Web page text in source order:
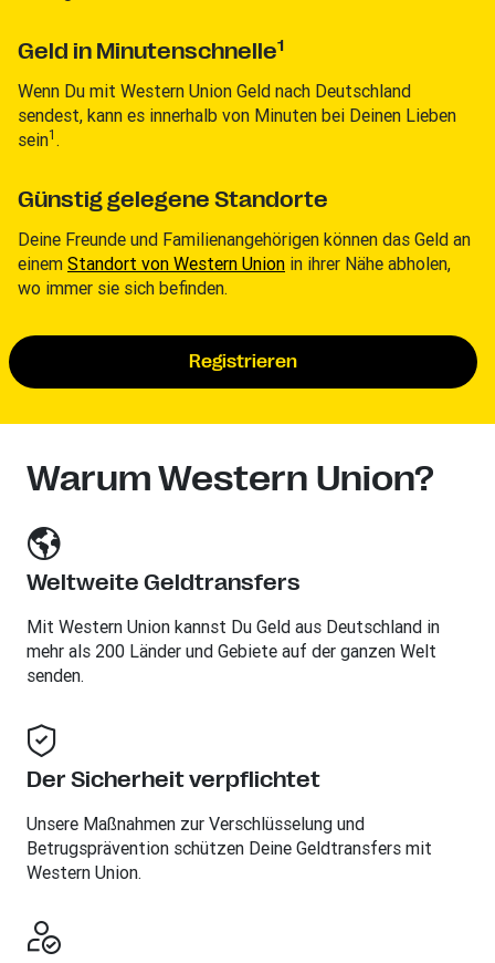
Geld in Minutenschnelle1
Wenn Du mit Western Union Geld nach Deutschland
sendest, kann es innerhalb von Minuten bei Deinen Lieben
sein1 .
Günstig gelegene Standorte
Deine Freunde und Familienangehörigen können das Geld an
einem Standort von Western Union in ihrer Nähe abholen,
wo immer sie sich befinden.
Registrieren
Warum Western Union?
Weltweite Geldtransfers
Mit Western Union kannst Du Geld aus Deutschland in
mehr als 200 Länder und Gebiete auf der ganzen Welt
senden.
Der Sicherheit verpflichtet
Unsere Maßnahmen zur Verschlüsselung und
Betrugsprävention schützen Deine Geldtransfers mit
Western Union.